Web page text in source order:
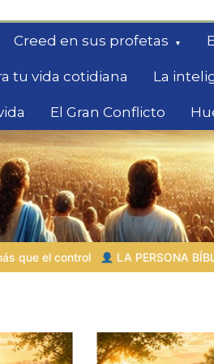
Creed en sus profetas
tu vida cotidiana La
El Gran Conflicto
en búsqueda
DEL DÍA | 27.07.2026 | La reina de